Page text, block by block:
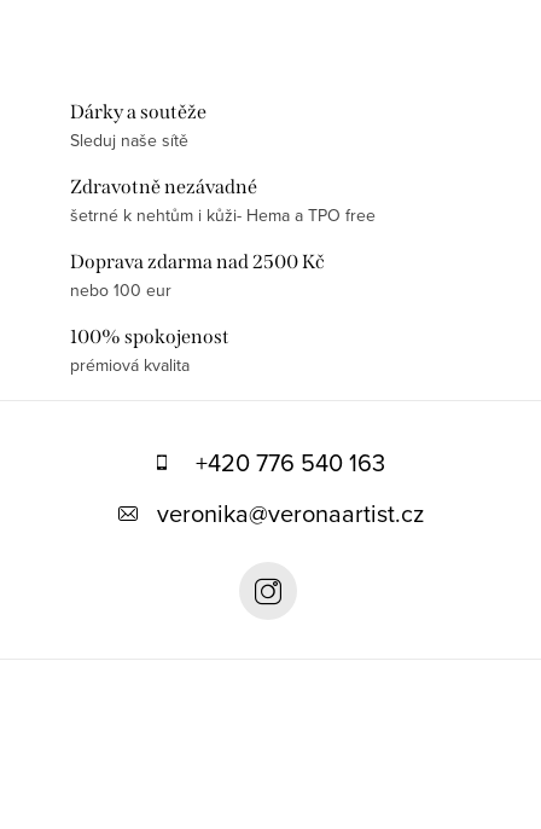
Dárky a soutěže
Sleduj naše sítě
Zdravotně nezávadné
šetrné k nehtům i kůži- Hema a TPO free
Doprava zdarma nad 2500 Kč
nebo 100 eur
100% spokojenost
prémiová kvalita
+420 776 540 163
veronika@veronaartist.cz